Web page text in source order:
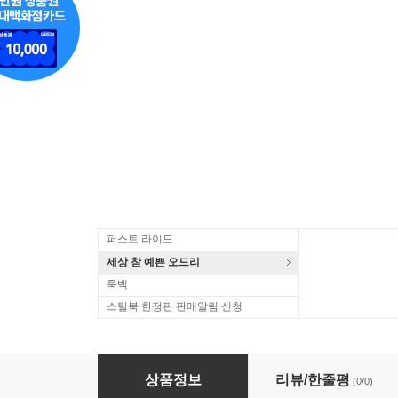
퍼스트 라이드
세상 참 예쁜 오드리
룩백
스틸북 한정판 판매알림 신청
바이스 : 두 대의 류트를 위한 협주곡, 류트
상품정보 리뷰/한줄평 (0/0)